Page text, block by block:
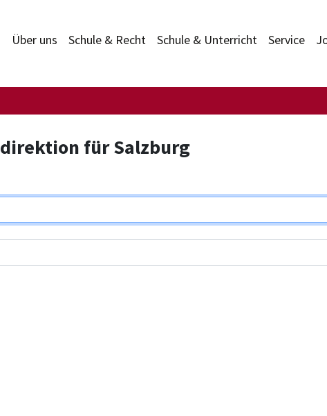
Über uns Schule & Recht Schule & Unterricht Service
für Salzburg